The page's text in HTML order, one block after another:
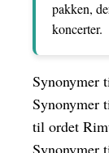
pakken,
koncerter.
Synonymer
Synonymer
til ordet
Synonymer